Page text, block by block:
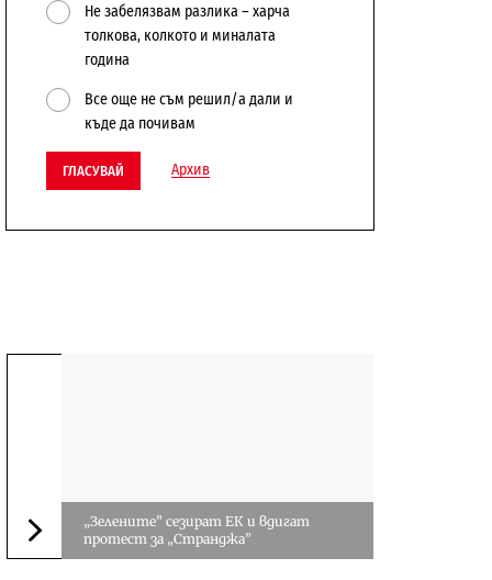
Не забелязвам разлика – харча
толкова, колкото и миналата
година
Все още не съм решил/а дали и
къде да почивам
ГЛАСУВАЙ Архив
Следваща новина
„Зелените” сезират ЕК и вдигат
протест за „Странджа”